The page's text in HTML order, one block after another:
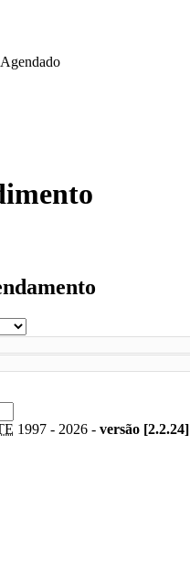
1997 - 2026 - versão [2.2.24]